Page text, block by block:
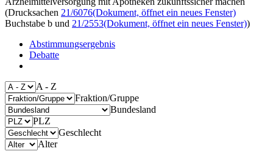
(Drucksachen 21/6076(Dokument, öffnet ein neues Fenster)
Buchstabe b und 21/2553(Dokument, öffnet ein neues Fenster))
Abstimmungsergebnis
Debatte
A - Z
Fraktion/Gruppe
Bundesland
PLZ
Geschlecht
Alter